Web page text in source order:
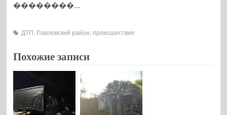
��������...
ДТП , Павловский район, происшествие
Похожие записи